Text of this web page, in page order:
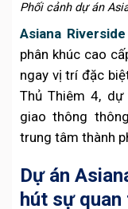
Phối cảnh dự án
Asiana Riverside
phân khúc cao
ngay vị trí đặc
Thủ Thiêm 4,
giao thông
trung tâm thành
Dự án
hút sự